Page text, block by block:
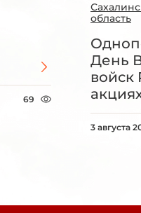
69
область
День
войск
3 августа